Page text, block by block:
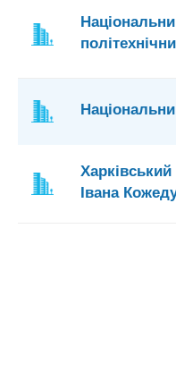
Івана